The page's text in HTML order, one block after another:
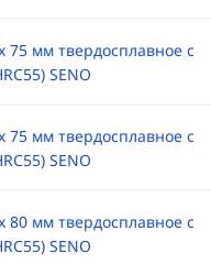
75 мм твердосплавное с
SENO
75 мм твердосплавное с
SENO
80 мм твердосплавное с
SENO